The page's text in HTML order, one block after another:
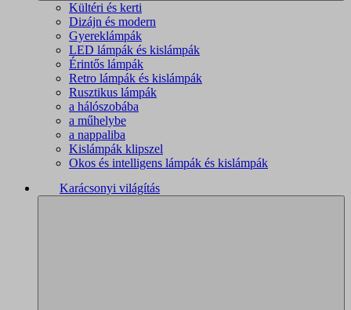
Kültéri és kerti
Dizájn és modern
Gyereklámpák
LED lámpák és kislámpák
Érintős lámpák
Retro lámpák és kislámpák
Rusztikus lámpák
a hálószobába
a műhelybe
a nappaliba
Kislámpák klipszel
Okos és intelligens lámpák és kislámpák
Karácsonyi világítás